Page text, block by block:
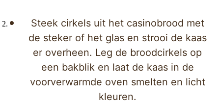
Steek cirkels uit het casinobrood met
de steker of het glas en strooi de kaas
er overheen. Leg de broodcirkels op
een bakblik en laat de kaas in de
voorverwarmde oven smelten en licht
kleuren.